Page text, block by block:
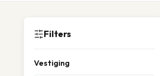
Filters
Vestiging